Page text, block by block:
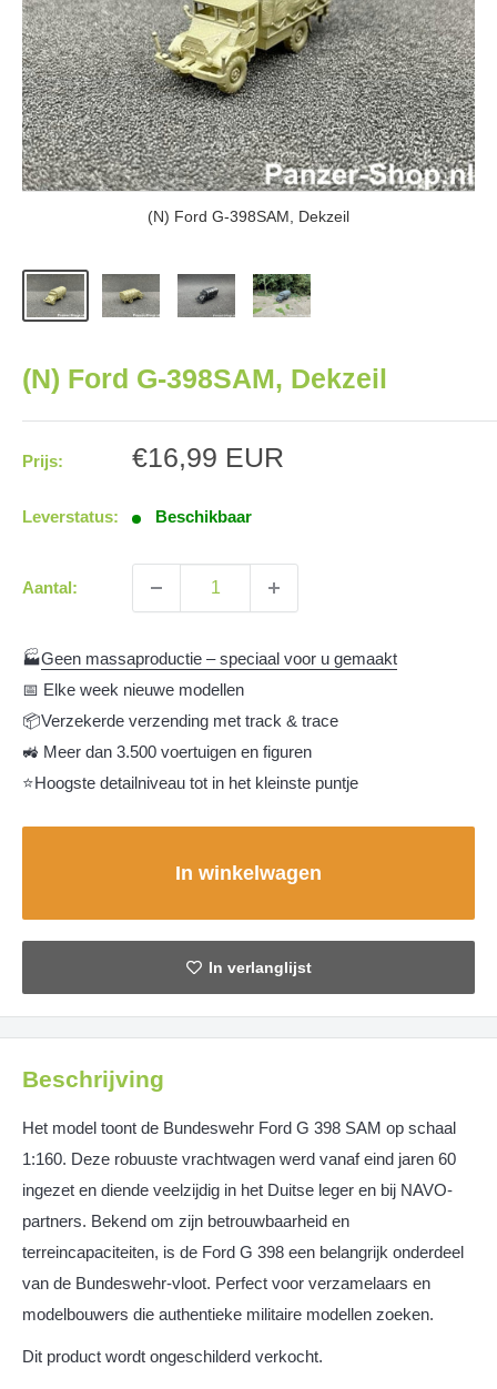
(N) Ford G-398SAM, Dekzeil
(N) Ford G-398SAM, Dekzeil
Prijs: Aanbiedingsprijs
€16,99 EUR
Leverstatus: Beschikbaar
Aantal:
🏭Geen massaproductie – speciaal voor u gemaakt
📅 Elke week nieuwe modellen
📦Verzekerde verzending met track & trace
🚜 Meer dan 3.500 voertuigen en figuren
⭐Hoogste detailniveau tot in het kleinste puntje
In winkelwagen
Beschrijving
Het model toont de Bundeswehr Ford G 398 SAM op schaal
1:160. Deze robuuste vrachtwagen werd vanaf eind jaren 60
ingezet en diende veelzijdig in het Duitse leger en bij NAVO-
partners. Bekend om zijn betrouwbaarheid en
terreincapaciteiten, is de Ford G 398 een belangrijk onderdeel
van de Bundeswehr-vloot. Perfect voor verzamelaars en
modelbouwers die authentieke militaire modellen zoeken.
Dit product wordt ongeschilderd verkocht.